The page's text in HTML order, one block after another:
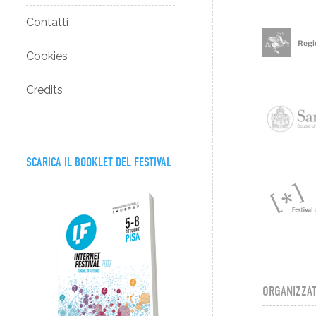
Contatti
Cookies
Credits
SCARICA IL BOOKLET DEL FESTIVAL